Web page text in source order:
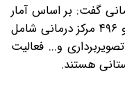
گفت: بر اساس آمار
وزارت بهداشت، در شهر تهران ۵ هزار و ۴۹۶ مرکز درمانی شامل
و... فعالیت